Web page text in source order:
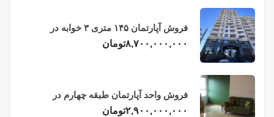
فروش آپارتمان ۱۴۵ متری ۳ خوابه در
فریدونکنار
۸,۷۰۰,۰۰۰,۰۰۰تومان
فروش واحد آپارتمان طبقه چهارم در
فریدونکنار
۲,۹۰۰,۰۰۰,۰۰۰تومان